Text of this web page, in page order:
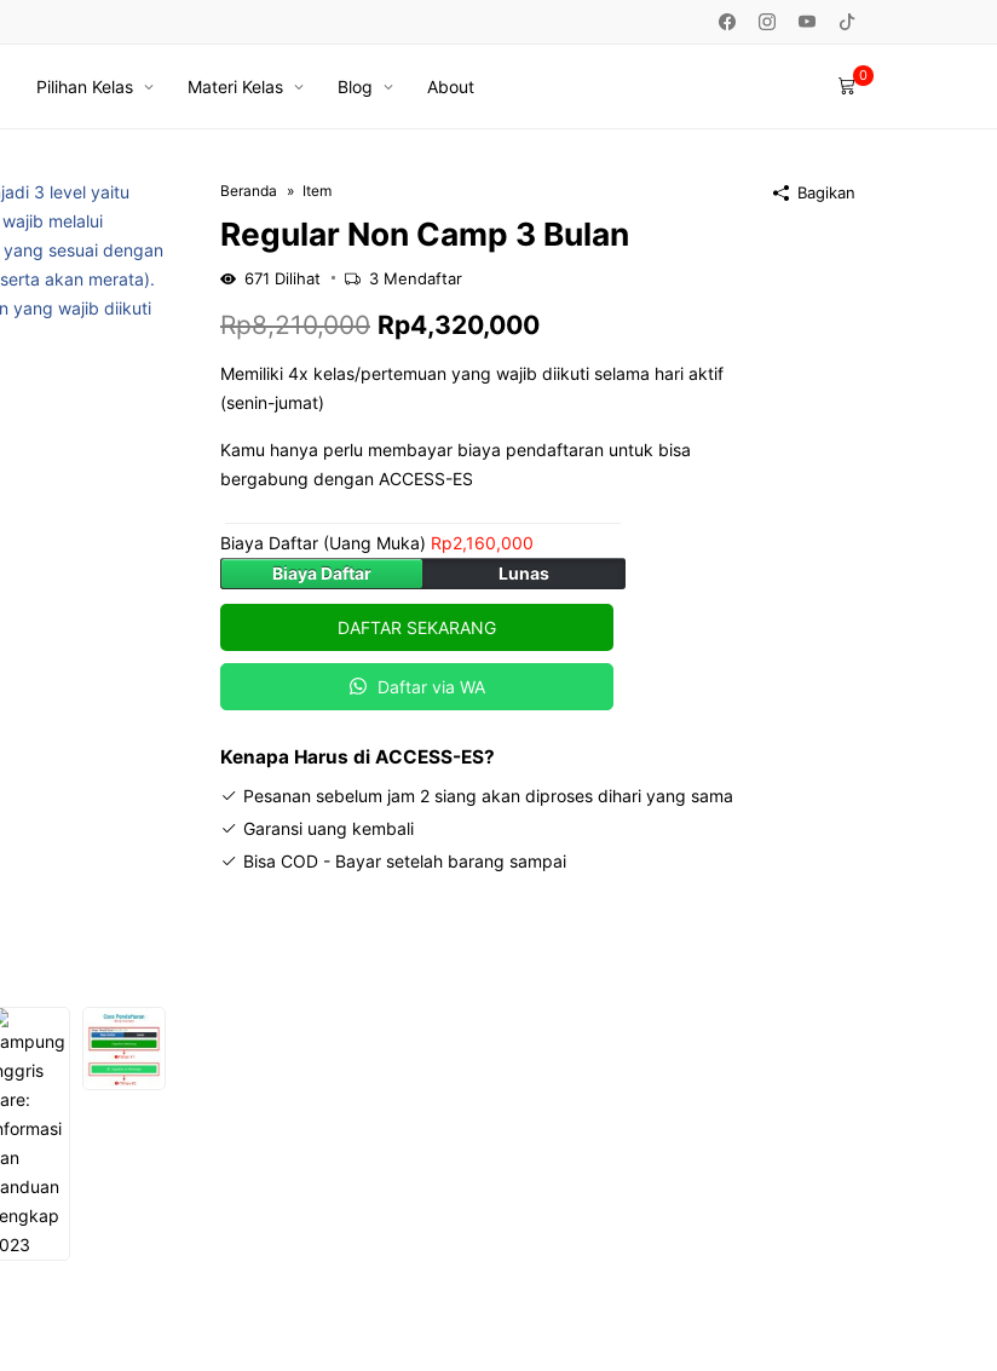
Pilihan Kelas Materi Kelas Blog About
0
Beranda Item
Regular Non Camp 3 Bulan
671 Dilihat 3 Mendaftar
Rp8,210,000 Harga
aslinya
Rp8,210,000.
Rp4,320,000Harga
saat
adalah:
Memiliki 4x kelas/pertemuan yang wajib diikuti selama hari aktif
(senin-jumat)
Kamu hanya perlu membayar biaya pendaftaran untuk bisa
bergabung dengan ACCESS-ES
Biaya Daftar (Uang Muka) Rp2,160,000
Biaya Daftar
Lunas
DAFTAR SEKARANG
Daftar via WA
Kenapa Harus di ACCESS-ES?
Pesanan sebelum jam 2 siang akan diproses dihari yang sama
Garansi uang kembali
Bisa COD - Bayar setelah barang sampai
Bagikan